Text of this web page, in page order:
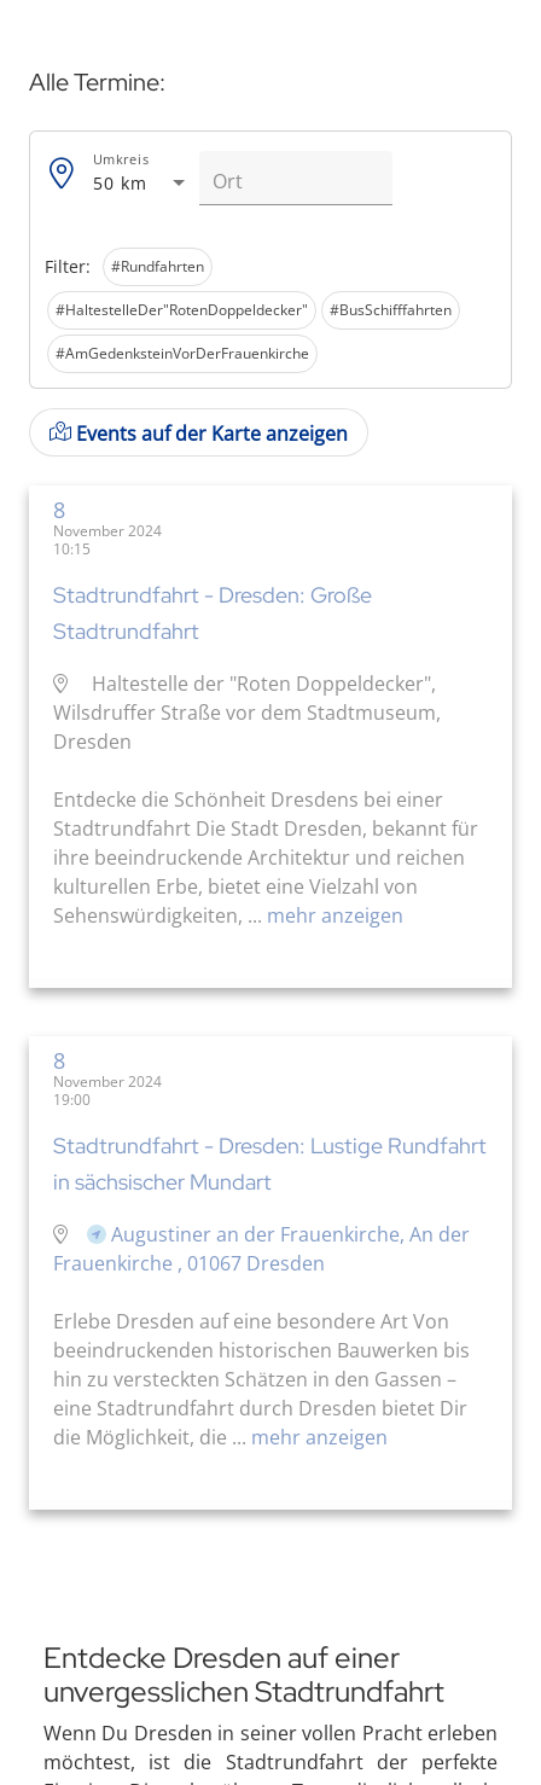
Alle Termine:
Filter: #Rundfahrten
#HaltestelleDer"RotenDoppeldecker" #BusSchifffahrten
#AmGedenksteinVorDerFrauenkirche
50 km
Umkreis
Events auf der Karte anzeigen
8
November 2024
10:15
Stadtrundfahrt - Dresden: Große
Stadtrundfahrt
Haltestelle der "Roten Doppeldecker",
Wilsdruffer Straße vor dem Stadtmuseum,
Dresden
Entdecke die Schönheit Dresdens bei einer
Stadtrundfahrt Die Stadt Dresden, bekannt für
ihre beeindruckende Architektur und reichen
kulturellen Erbe, bietet eine Vielzahl von
Sehenswürdigkeiten, ... mehr anzeigen
8
November 2024
19:00
Stadtrundfahrt - Dresden: Lustige Rundfahrt
in sächsischer Mundart
Augustiner an der Frauenkirche, An der
Frauenkirche , 01067 Dresden
Erlebe Dresden auf eine besondere Art Von
beeindruckenden historischen Bauwerken bis
hin zu versteckten Schätzen in den Gassen –
eine Stadtrundfahrt durch Dresden bietet Dir
die Möglichkeit, die ... mehr anzeigen
Entdecke Dresden auf einer
unvergesslichen Stadtrundfahrt
Wenn Du Dresden in seiner vollen Pracht erleben
möchtest, ist die Stadtrundfahrt der perfekte